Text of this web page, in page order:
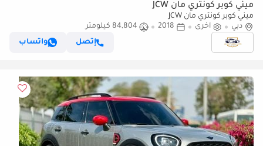
ميني كوبر كونتري مان JCW
ميني كوبر كونتري مان JCW
دبي
أخرى 2018
84,804 كيلومتر
إتصل
واتساب